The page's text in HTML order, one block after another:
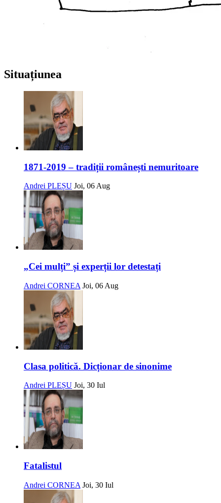
Situațiunea
1871-2019 – tradiții românești nemuritoare
Andrei PLEȘU Joi, 06 Aug
„Cei mulți” și experții lor detestați
Andrei CORNEA Joi, 06 Aug
Clasa politică. Dicționar de sinonime
Andrei PLEȘU Joi, 30 Iul
Fatalistul
Andrei CORNEA Joi, 30 Iul